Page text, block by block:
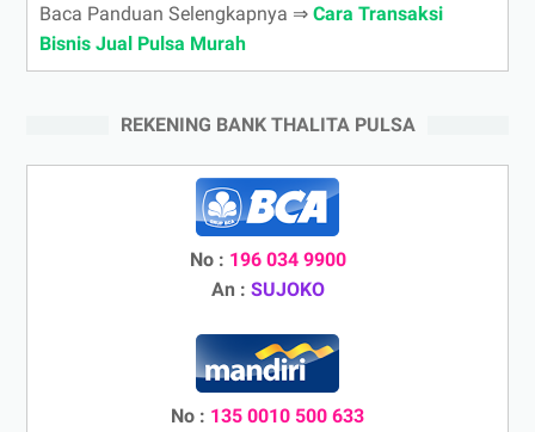
Baca Panduan Selengkapnya ⇒ Cara Transaksi
Bisnis Jual Pulsa Murah
REKENING BANK THALITA PULSA
No : 196 034 9900
An : SUJOKO
No : 135 0010 500 633